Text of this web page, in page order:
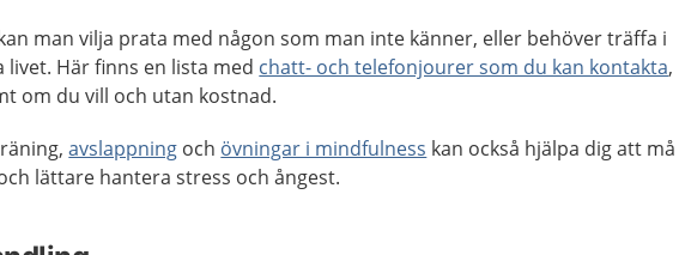
man vilja prata med någon som man inte känner, eller behöver träffa i
livet. Här finns en lista med chatt- och telefonjourer som du kan kontakta,
om du vill och utan kostnad.
avslappning och övningar i mindfulness kan också hjälpa dig att må
lättare hantera stress och ångest.